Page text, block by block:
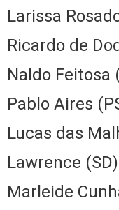
Larissa
Ricardo de
Naldo Feitosa
Pablo Aires
Lucas das
Lawrence
Marleide